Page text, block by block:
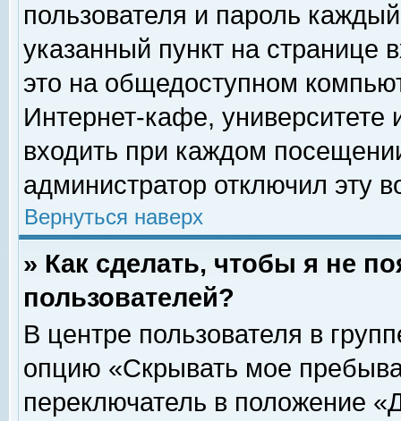
пользователя и пароль
указанный пункт на
это на общедоступном
Интернет-кафе, университете
входить при каждом
администратор отключил эту
Вернуться наверх
» Как сделать, чтобы я не
пользователей?
В центре пользователя в
опцию «Скрывать мое
переключатель в положение